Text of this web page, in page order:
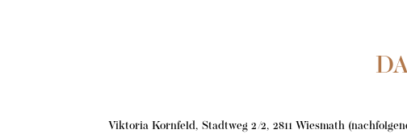
Viktoria Kornfeld, Stadtweg 2/2, 2811 Wiesmath